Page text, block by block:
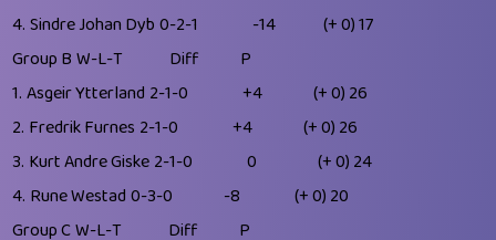
4. Sindre Johan Dyb 0-2-1 -14 (+ 0)17
Group B W-L-T Diff
P
1. Asgeir Ytterland 2-1-0 +4 (+ 0) 26
2. Fredrik Furnes 2-1-0 +4 (+ 0) 26
3. Kurt Andre Giske 2-1-0 0 (+ 0) 24
4. Rune Westad 0-3-0 -8 (+ 0) 20
Group CW-L-T Diff P